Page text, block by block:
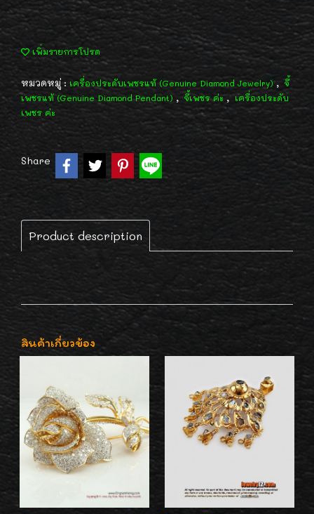
เพิ่มรายการโปรด
หมวดหมู่ : เครื่องประดับเพชรแท้ (Genuine Diamond Jewelry), จี้
เพชรแท้ (Genuine Diamond Pendant) , จี้เพชร ค่ะ, เครื่องประดับ
เพชร ค่ะ
Share
Product description
สินค้าเกี่ยวข้อง